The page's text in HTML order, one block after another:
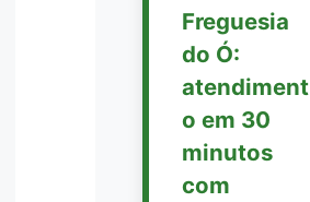
Freguesia
do Ó:
atendiment
o em 30
minutos
com